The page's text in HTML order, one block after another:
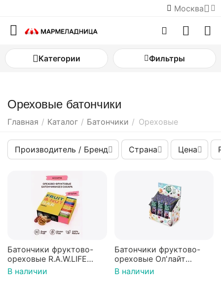
Москва
Категории Фильтры
Ореховые батончики
Главная / Каталог / Батончики / Ореховые
Производитель / Бренд Страна Цена
Батончики фруктово-
ореховые R.A.W.LIFE
ассорти, без сахара, 500
г
В наличии
Батончики фруктово-
ореховые Ол'лайт
инжирный, 30 г х 25 шт
В наличии